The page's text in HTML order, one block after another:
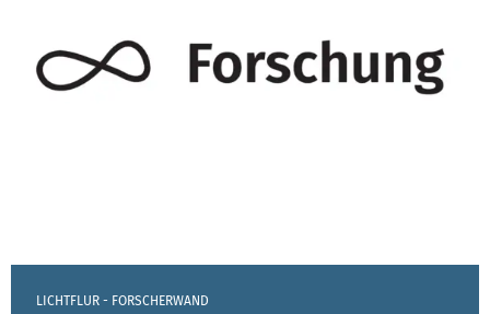
LICHTFLUR - FORSCHERWAND